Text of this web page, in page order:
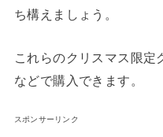
ち構えましょう。
これらのクリスマス限定
などで購入できます。
スポンサーリンク